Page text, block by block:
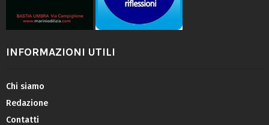
INFORMAZIONI UTILI
Chi siamo
Redazione
Contatti